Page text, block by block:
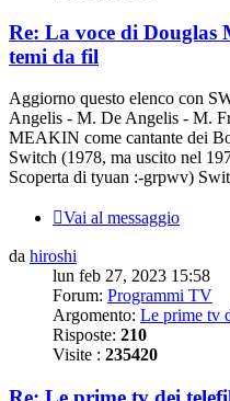
Re: La voce di Douglas
temi da fil
Aggiorno questo elenco con
Angelis - M. De Angelis - M.
MEAKIN come cantante dei
Switch (1978, ma uscito nel
Scoperta di tyuan :-grpwv)
Vai al messaggio
da hiroshi
lun feb 27, 2023 15:58
Forum: Programmi TV
Argomento: Le prime tv
Risposte: 210
Visite : 235420